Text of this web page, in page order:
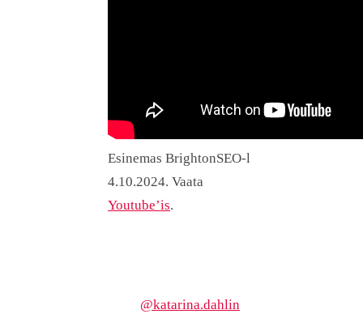
Esinemas BrightonSEO-l
4.10.2024. Vaata
Youtube’is.
@katarina.dahlin